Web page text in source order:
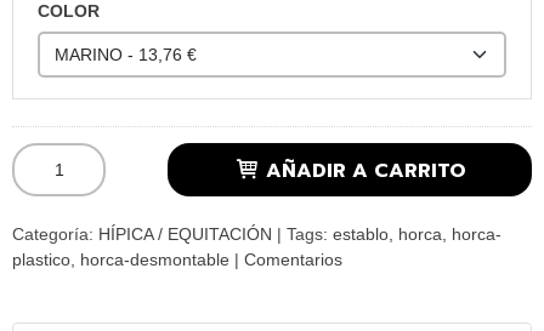
COLOR
AÑADIR A CARRITO
Categoría: HÍPICA / EQUITACIÓN | Tags: establo horca horca-
plastico horca-desmontable | Comentarios